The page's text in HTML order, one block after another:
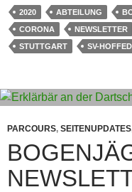
2020 ABTEILUNG
CORONA
NEWSLETTER
STUTTGART
SV-HOFFED
PARCOURS, SEITENUPDATES